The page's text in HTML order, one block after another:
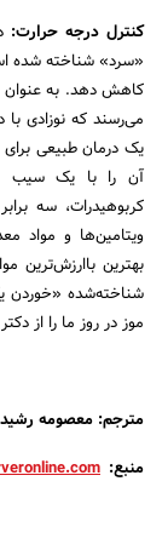
کنترل درجه حرارت:
«سرد» شناخته شده
کاهش دهد. به عنوان
می‌رسند که نوزادی با
یک درمان طبیعی
آن را با یک سیب
ویتامین‌ها و مواد
بهترین
شناخته‌شده «خوردن
موز در روز ما را از
مترجم: معصومه
منبع: